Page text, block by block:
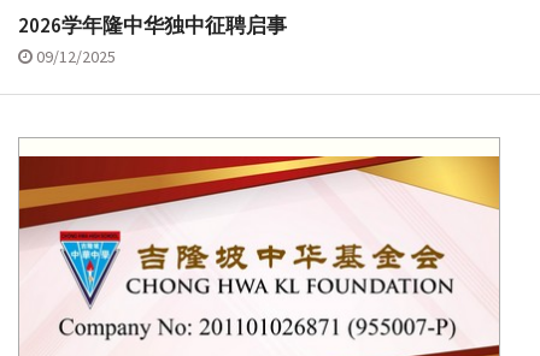
2026学年隆中华独中征聘启事
09/12/2025